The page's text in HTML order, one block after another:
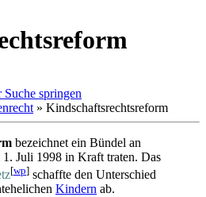
Suche springen
» Kindschaftsrechtsreform
bezeichnet ein Bündel an
1. Juli 1998 in Kraft traten. Das
[wp] schaffte den Unterschied
Kindern ab.